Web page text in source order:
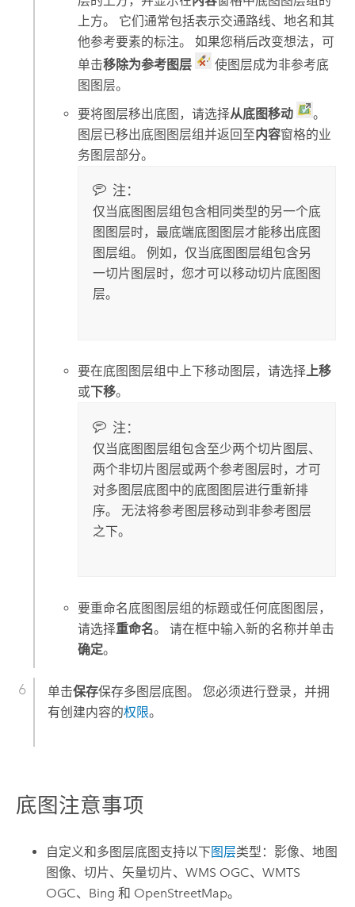
上方。 它们通常包括表示交通路线、地名和其
他参考要素的标注。 如果您稍后改变想法，可
单击移除为参考图层
使图层成为非参考底
图图层。
要将图层移出底图，请选择从底图移动
。
图层已移出底图图层组并返回至内容窗格的业
务图层部分。
注：
仅当底图图层组包含相同类型的另一个底
图图层时，最底端底图图层才能移出底图
图层组。 例如，仅当底图图层组包含另
一切片图层时，您才可以移动切片底图图
层。
要在底图图层组中上下移动图层，请选择上移
或下移。
注：
仅当底图图层组包含至少两个切片图层、
两个非切片图层或两个参考图层时，才可
对多图层底图中的底图图层进行重新排
序。 无法将参考图层移动到非参考图层
之下。
要重命名底图图层组的标题或任何底图图层，
请选择重命名。 请在框中输入新的名称并单击
确定。
单击保存保存多图层底图。 您必须进行登录，并拥
有创建内容的权限。
底图注意事项
自定义和多图层底图支持以下图层类型：影像、地图
图像、切片、矢量切片、WMS OGC、WMTS
OGC、 Bing 和 OpenStreetMap。